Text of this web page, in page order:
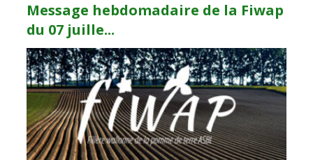
Message hebdomadaire de la Fiwap
du 07 juille...